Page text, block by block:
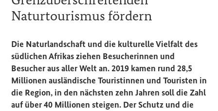
Naturtourismus fördern
Die Naturlandschaft und die kulturelle Vielfalt des
südlichen Afrikas ziehen Besucherinnen und
Besucher aus aller Welt an. 2019 kamen rund 28,5
Millionen ausländische Touristinnen und Touristen in
die Region, in den nächsten zehn Jahren soll die Zahl
auf über 40 Millionen steigen. Der Schutz und die